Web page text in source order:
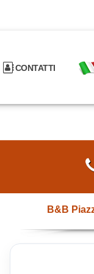
CONTATTI
B&B